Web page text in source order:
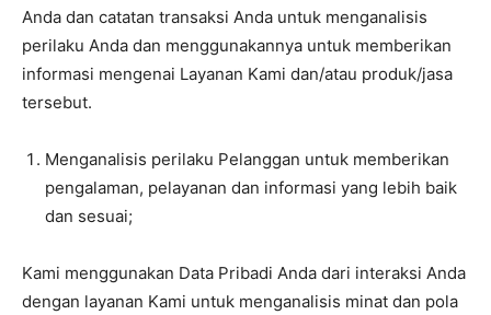
Anda dan catatan transaksi Anda untuk menganalisis
perilaku Anda dan menggunakannya untuk memberikan
informasi mengenai Layanan Kami dan/atau produk/jasa
tersebut.
Menganalisis perilaku Pelanggan untuk memberikan
pengalaman, pelayanan dan informasi yang lebih baik
dan sesuai;
Kami menggunakan Data Pribadi Anda dari interaksi Anda
dengan layanan Kami untuk menganalisis minat dan pola